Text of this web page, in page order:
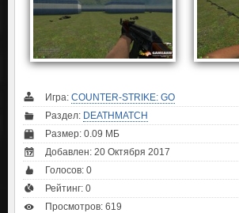
Игра: COUNTER-STRIKE: GO
Раздел: DEATHMATCH
Размер: 0.09 МБ
Добавлен: 20 Октября 2017
Голосов: 0
Рейтинг: 0
Просмотров: 619